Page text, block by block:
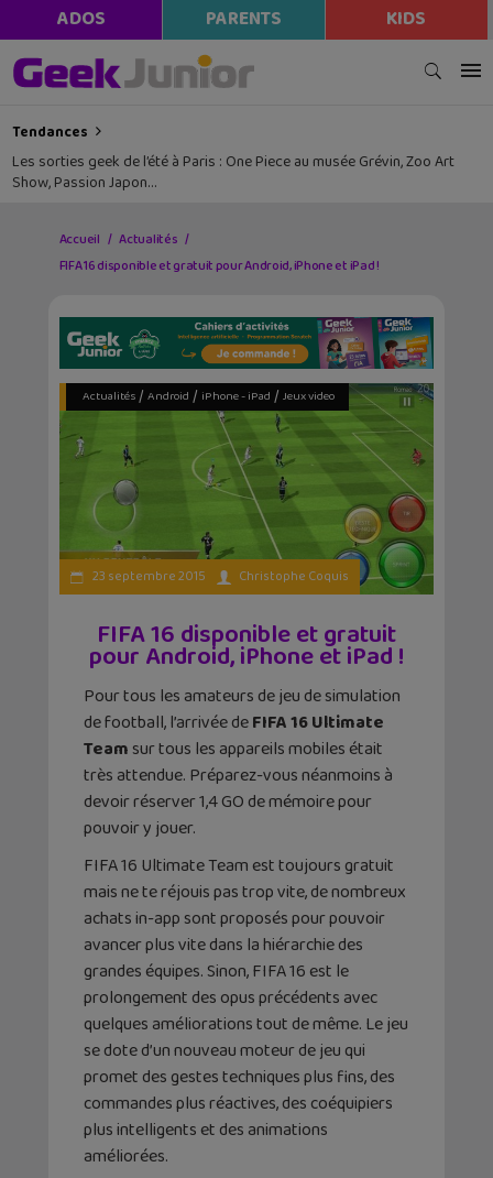
ADOS PARENTS KIDS
Tendances
Les sorties geek de l’été à Paris : One Piece au musée Grévin, Zoo Art
Show, Passion Japon…
Accueil
Actualités
FIFA 16 disponible et gratuit pour Android, iPhone et iPad !
Actualités/ Android / iPhone - iPad / Jeux video
23 septembre 2015 Christophe Coquis
FIFA 16 disponible et gratuit
pour Android, iPhone et iPad !
Pour tous les amateurs de jeu de simulation
de football, l’arrivée deFIFA 16 Ultimate
Team sur tous les appareils mobiles était
très attendue. Préparez-vous néanmoins à
devoir réserver 1,4 GO de mémoire pour
pouvoir y jouer.
FIFA 16 Ultimate Team est toujours gratuit
mais ne te réjouis pas trop vite, de nombreux
achats in-app sont proposés pour pouvoir
avancer plus vite dans la hiérarchie des
grandes équipes. Sinon, FIFA 16 est le
prolongement des opus précédents avec
quelques améliorations tout de même. Le jeu
se dote d’un nouveau moteur de jeu qui
promet des gestes techniques plus fins, des
commandes plus réactives, des coéquipiers
plus intelligents et des animations
améliorées.